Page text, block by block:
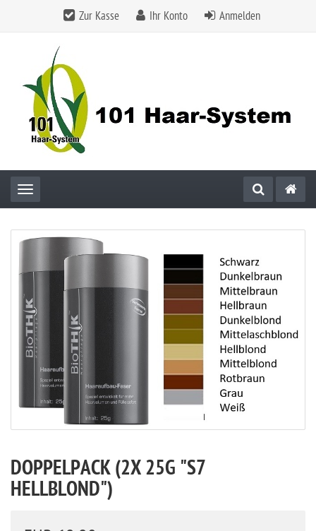
Zur Kasse Ihr Konto Anmelden
Toggle navigation
DOPPELPACK (2X 25G "S7
HELLBLOND")